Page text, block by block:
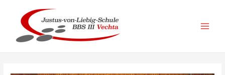
springen